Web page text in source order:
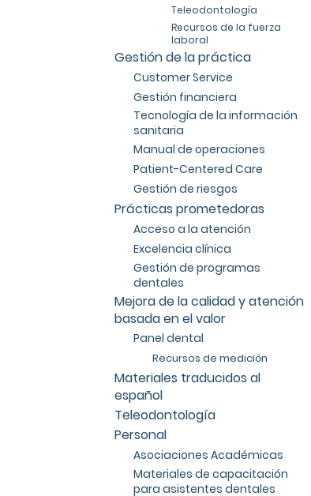
Teleodontología
Recursos de la fuerza
laboral
Gestión de la práctica
Customer Service
Gestión financiera
Tecnología de la información
sanitaria
Manual de operaciones
Patient-Centered Care
Gestión de riesgos
Prácticas prometedoras
Acceso a la atención
Excelencia clínica
Gestión de programas
dentales
Mejora de la calidad y atención
basada en el valor
Panel dental
Recursos de medición
Materiales traducidos al
español
Teleodontología
Personal
Asociaciones Académicas
Materiales de capacitación
para asistentes dentales